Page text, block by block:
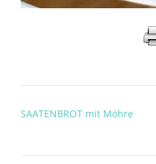
Post
SAATENBROT mit Möhre